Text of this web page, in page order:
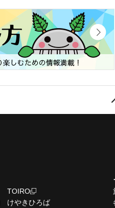
TOIRO
けやきひろば